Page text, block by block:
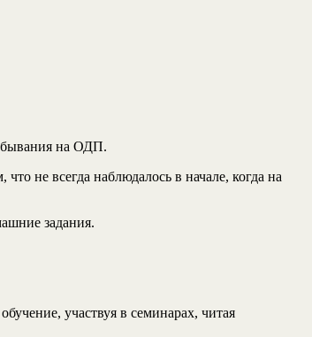
на ОДП.
не всегда наблюдалось в начале, когда на
задания.
участвуя в семинарах, читая